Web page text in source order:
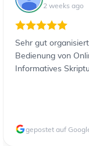
2 weeks ago
Sehr gut
Bedienung von Online
Informatives
gepostet auf